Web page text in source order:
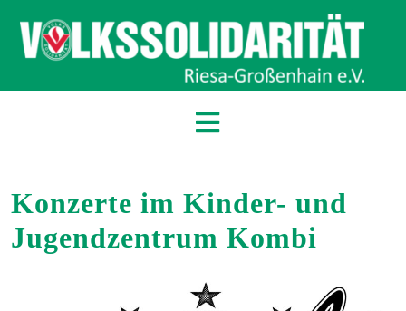
Konzerte im Kinder- und
Jugendzentrum Kombi